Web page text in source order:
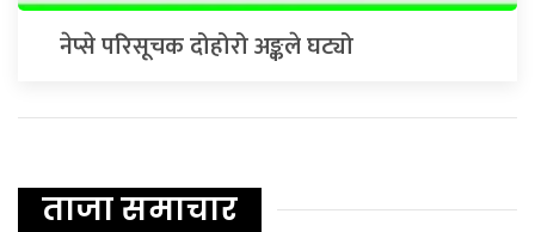
नेप्से परिसूचक दोहोरो अङ्कले घट्यो
ताजा समाचार